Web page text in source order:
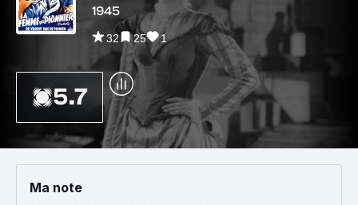
1945
32 25 1
5.7
Ma note